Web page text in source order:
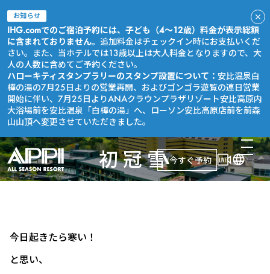
お知らせ
IHG.comでのご宿泊予約には、子ども（4～12歳）料金が表示総額
に含まれておりません。 追加料金はチェックイン時にお支払いくだ
さい。また、当ホテルでは13歳以上は大人料金となりますので、大
人の人数に含めてご予約ください。
ハローキティスタンプラリーのスタンプ設置について： 安比温泉白
樺の湯の7月25日よりの営業再開、およびゴンゴラ遊覧の連日営業
開始に伴い、7月25日よりANAクラウンプラザリゾート安比高原内
大浴場前を安比温泉「白樺の湯」へ、ローソン安比高原店前を前森
山山頂へ変更させていただきました。
今すぐ予約
初冠雪
今日起きたら寒い！
と思い、